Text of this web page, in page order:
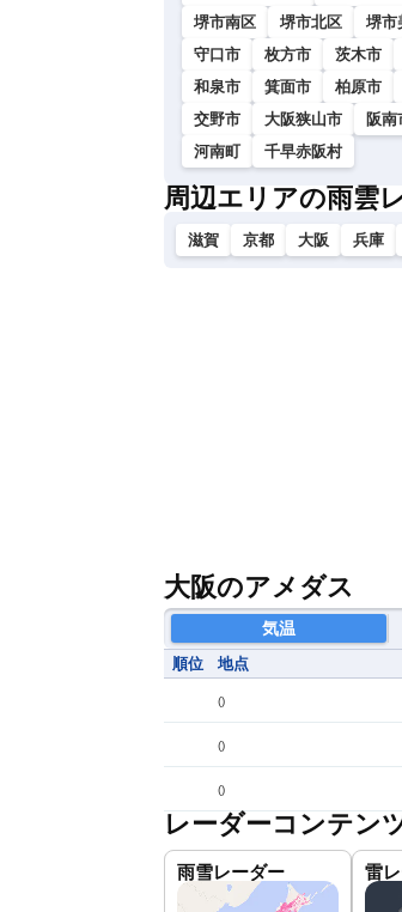
堺市南区
堺市北区 堺市
守口市
枚方市 茨木市
和泉市
箕面市 柏原市
交野市
大阪狭山市 阪南
河南町
千早赤阪村
周辺エリアの雨雲
滋賀 京都 大阪 兵庫
大阪のアメダス
気温
順位 地点
()
()
()
レーダーコンテン
雨雪レーダー 雷